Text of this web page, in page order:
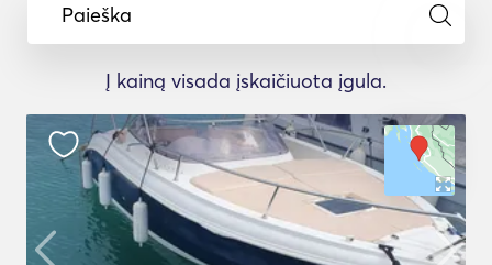
Paieška
Į kainą visada įskaičiuota įgula.